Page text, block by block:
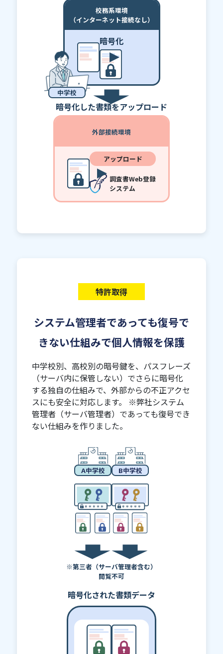
校務系環境
（インターネット接続なし）
暗号化
暗号化した書類をアップロード
外部接続環境
アップロード
調査書Web登録
システム
A中学校 B中学校
暗号化された書類データ
※第三者（サーバ管理者含む）
閲覧不可
特許取得
システム管理者であっても復号で
きない仕組みで個人情報を保護
中学校別、高校別の暗号鍵を、パスフレーズ
（サーバ内に保管しない）でさらに暗号化
する独自の仕組みで、外部からの不正アクセ
スにも安全に対応します。 ※弊社システム
管理者（サーバ管理者）であっても復号でき
ない仕組みを作りました。